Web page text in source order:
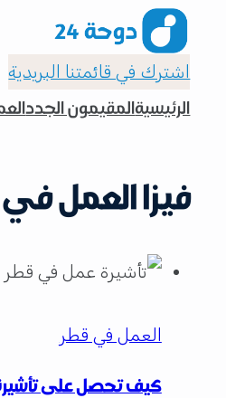
اشترك في قائمتنا البريدية
الرئيسيةالمقيمون الجدد
فيزا العمل
العمل في قطر
كيف تحصل على